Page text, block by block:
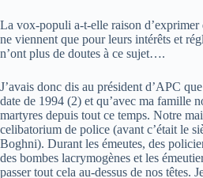
La vox-populi a-t-elle raison d’exprimer
ne viennent que pour leurs intérêts et
n’ont plus de doutes à ce sujet….
J’avais donc dis au président d’APC
date de 1994 (2) et qu’avec ma famille
martyres depuis tout ce temps. Notre
celibatorium de police (avant c’était le
Boghni). Durant les émeutes, des
des bombes lacrymogènes et les
passer tout cela au-dessus de nos têtes.